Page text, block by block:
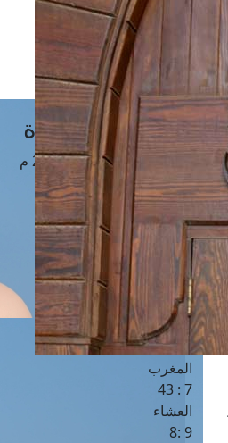
الفتوى الهاتفية
مَواقِيتُ الصَّـــلاة
القاهرة · 08 أغسطس 2026 م
الفجر
4 :42
الشروق
6 :18
الظهر
1 : 1
العصر
4:37
المغرب
7 : 43
العشاء
9 :8